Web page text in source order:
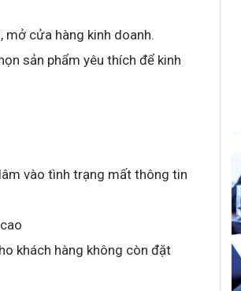
mở cửa hàng kinh doanh.
sản phẩm yêu thích để kinh
vào tình trạng mất thông tin
khách hàng không còn đặt